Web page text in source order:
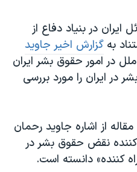
ایران
صلح
ایران در بنیاد دفاع از
به گزارش اخیر جاوید
در امور حقوق بشر ایران
در ایران را مورد بررسی
از اشاره جاوید رحمان
نقض حقوق بشر در
کننده» دانسته است.